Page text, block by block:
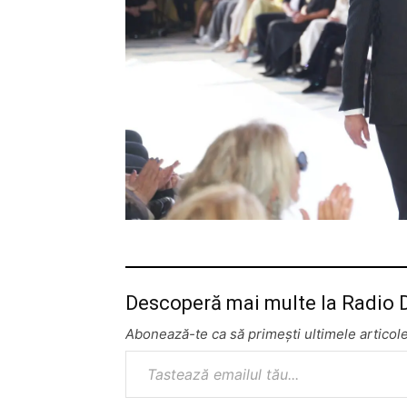
Descoperă mai multe la Radio
Abonează-te ca să primești ultimele
Tastează emailul tău...